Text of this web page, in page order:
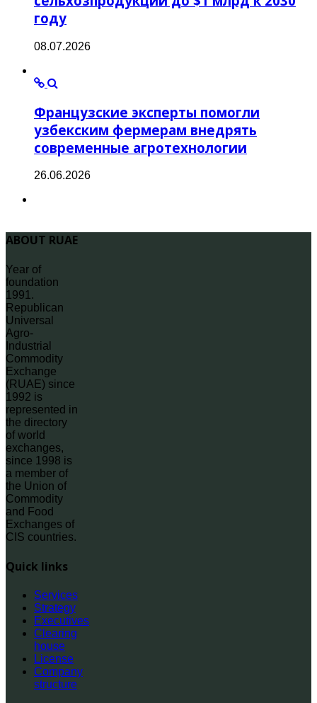
году
08.07.2026
Французские эксперты помогли
узбекским фермерам внедрять
современные агротехнологии
26.06.2026
ABOUT RUAE
Year of
foundation
1991.
Republican
Universal
Agro-
Industrial
Commodity
Exchange
(RUAE) since
1992 is
represented in
the directory
of world
exchanges,
since 1998 is
a member of
the Union of
Commodity
and Food
Exchanges of
CIS countries.
Quick links
Services
Strategy
Executives
Clearing
house
License
Company
structure